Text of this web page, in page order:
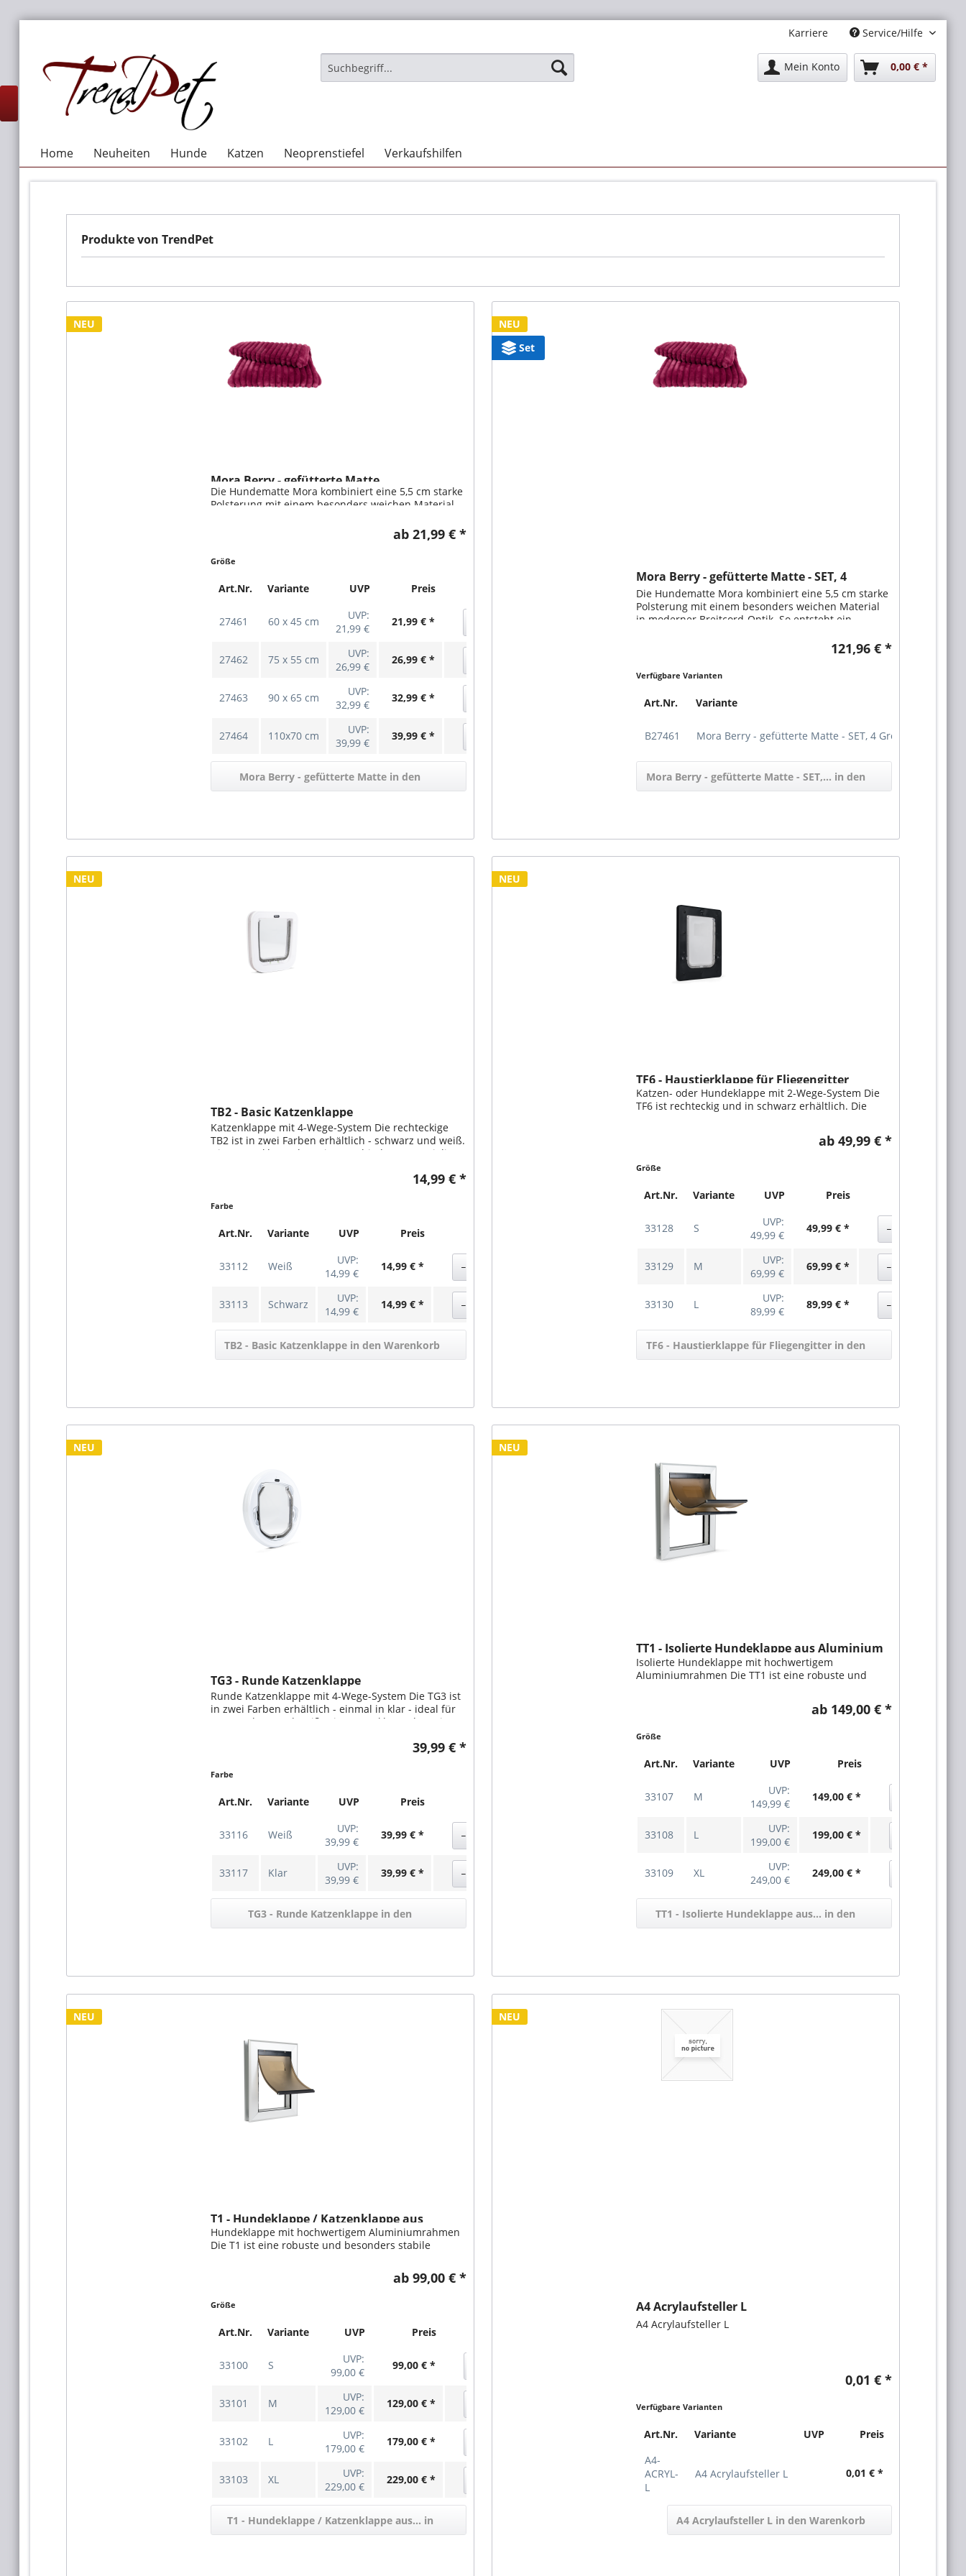
Karriere Service/Hilfe
Mein Konto 0,00 € *
Home Neuheiten Hunde Katzen Neoprenstiefel Verkaufshilfen
Produkte von TrendPet
NEU
Mora Berry - gefütterte Matte
Die Hundematte Mora kombiniert eine 5,5 cm starke
Polsterung mit einem besonders weichen Material
gemütlicher und komfortabler Liegeplatz für jeden
Tag. Bequem & vielseitig Mora bietet hohen...
ab 21,99 € *
Größe
Art.Nr. Variante UVP Preis
27461 60 x 45 cm
UVP:
21,99 €
21,99 € *
27462 75 x 55 cm
UVP:
26,99 €
26,99 € *
27463 90 x 65 cm
UVP:
32,99 €
32,99 € *
27464 110x70 cm
UVP:
39,99 €
39,99 € *
Mora Berry - gefütterte Matte in den
NEU
Set
Mora Berry - gefütterte Matte - SET, 4
Größen
Die Hundematte Mora kombiniert eine 5,5 cm starke
Polsterung mit einem besonders weichen Material
in moderner Breitcord-Optik. So entsteht ein
Tag. Bequem & vielseitig Mora bietet hohen...121,96 € *
Verfügbare Varianten
Art.Nr. Variante
B27461 Mora Berry - gefütterte Matte - SET, 4 Größen
Mora Berry - gefütterte Matte - SET,... in den
NEU
TB2 - Basic Katzenklappe
Katzenklappe mit 4-Wege-System Die rechteckige
TB2 ist in zwei Farben erhältlich - schwarz und weiß.
Die Katzenklappe kann in verschiedene Materialien
14,99 € *
Farbe
Art.Nr. Variante UVP Preis
33112 Weiß
UVP:
14,99 €
14,99 € *
33113 Schwarz
UVP:
14,99 €
14,99 € *
TB2 - Basic Katzenklappe in den Warenkorb
NEU
TF6 - Haustierklappe für Fliegengitter
Katzen- oder Hundeklappe mit 2-Wege-System Die
TF6 ist rechteckig und in schwarz erhältlich. Die
entwickelt worden. Die TF6 ist besonders...ab 49,99 € *
Größe
Art.Nr. Variante UVP Preis
33128 S
UVP:
49,99 €
49,99 € *
33129 M
UVP:
69,99 €
69,99 € *
33130 L
UVP:
89,99 €
89,99 € *
TF6 - Haustierklappe für Fliegengitter in den
NEU
TG3 - Runde Katzenklappe
Runde Katzenklappe mit 4-Wege-System Die TG3 ist
in zwei Farben erhältlich - einmal in klar - ideal für
Fensterglas - und weiß. Die Katzenklappe kann in
39,99 € *
Farbe
Art.Nr. Variante UVP Preis
33116 Weiß
UVP:
39,99 €
39,99 € *
33117 Klar
UVP:
39,99 €
39,99 € *
TG3 - Runde Katzenklappe in den
NEU
TT1 - Isolierte Hundeklappe aus Aluminium
Isolierte Hundeklappe mit hochwertigem
Aluminiumrahmen Die TT1 ist eine robuste und
in verschiedene Materialien eingesetzt werden,...
ab 149,00 € *
Größe
Art.Nr. Variante UVP Preis
33107 M
UVP:
149,99 €
149,00 € *
33108 L
UVP:
199,00 €
199,00 € *
33109 XL
UVP:
249,00 €
249,00 € *
TT1 - Isolierte Hundeklappe aus... in den
NEU
T1 - Hundeklappe / Katzenklappe aus
Aluminium
Hundeklappe mit hochwertigem Aluminiumrahmen
Die T1 ist eine robuste und besonders stabile
verschiedene Materialien eingesetzt werden,ab 99,00 € *
Größe
Art.Nr. Variante UVP Preis
33100 S
UVP:
99,00 €
99,00 € *
33101 M
UVP:
129,00 €
129,00 € *
33102 L
UVP:
179,00 €
179,00 € *
33103 XL
UVP:
229,00 €
229,00 € *
T1 - Hundeklappe / Katzenklappe aus... in
NEU
A4 Acrylaufsteller L
A4 Acrylaufsteller L
0,01 € *
Verfügbare Varianten
Art.Nr. Variante UVP
Preis
A4-
ACRYL-
L
A4 Acrylaufsteller L 0,01 € *
A4 Acrylaufsteller L in den Warenkorb